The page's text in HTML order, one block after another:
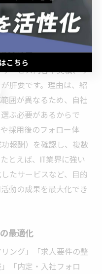
つなげることができま
べき点
ービス内容や実績、サ
肝要です。理由は、紹
囲が異なるため、自社
ぶ必要があるからで
採用後のフォロー体
報酬）を確認し、複数
とえば、IT業界に強い
たサービスなど、目的
動の成果を最大化でき
最適化
ング」「求人要件の整
「内定・入社フォロ
こちら
こちら